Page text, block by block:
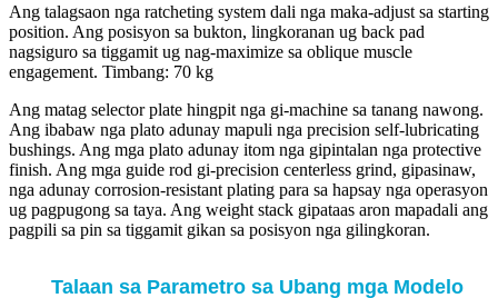
Ang talagsaon nga ratcheting system dali nga maka-adjust sa starting
position. Ang posisyon sa bukton, lingkoranan ug back pad
nagsiguro sa tiggamit ug nag-maximize sa oblique muscle
engagement. Timbang: 70 kg
Ang matag selector plate hingpit nga gi-machine sa tanang nawong.
Ang ibabaw nga plato adunay mapuli nga precision self-lubricating
bushings. Ang mga plato adunay itom nga gipintalan nga protective
finish. Ang mga guide rod gi-precision centerless grind, gipasinaw,
nga adunay corrosion-resistant plating para sa hapsay nga operasyon
ug pagpugong sa taya. Ang weight stack gipataas aron mapadali ang
pagpili sa pin sa tiggamit gikan sa posisyon nga gilingkoran.
Talaan sa Parametro sa Ubang mga Modelo